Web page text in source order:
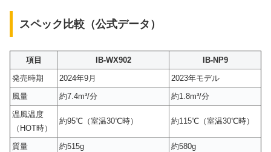
スペック比較（公式データ）
項目 IB-WX902
IB-NP9
発売時期
2024年9月
2023年モデル
風量
約7.4m³/分
約1.8m³/分
温風温度
（HOT時）
約95℃（室温30℃時） 約115℃（室温30℃時）
質量 約515g 約580g